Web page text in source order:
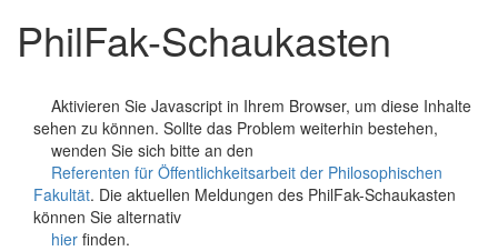
PhilFak-Schaukasten
sehen zu können. Sollte das Problem weiterhin bestehen,
Referenten für Öffentlichkeitsarbeit der Philosophischen
Fakultät. Die aktuellen Meldungen des PhilFak-Schaukasten
können Sie alternativ
hier finden.